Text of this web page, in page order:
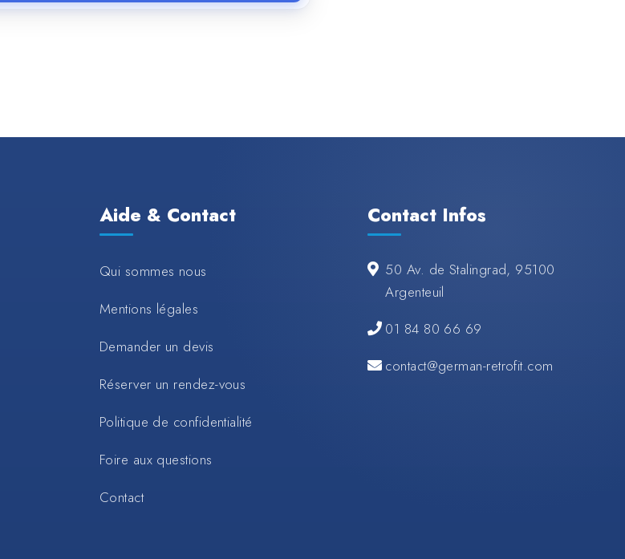
Aide & Contact
Qui sommes nous
Mentions légales
Demander un devis
Réserver un rendez-vous
Politique de confidentialité
Foire aux questions
Contact
Contact Infos
50 Av. de Stalingrad, 95100
Argenteuil
01 84 80 66 69
contact@german-retrofit.com